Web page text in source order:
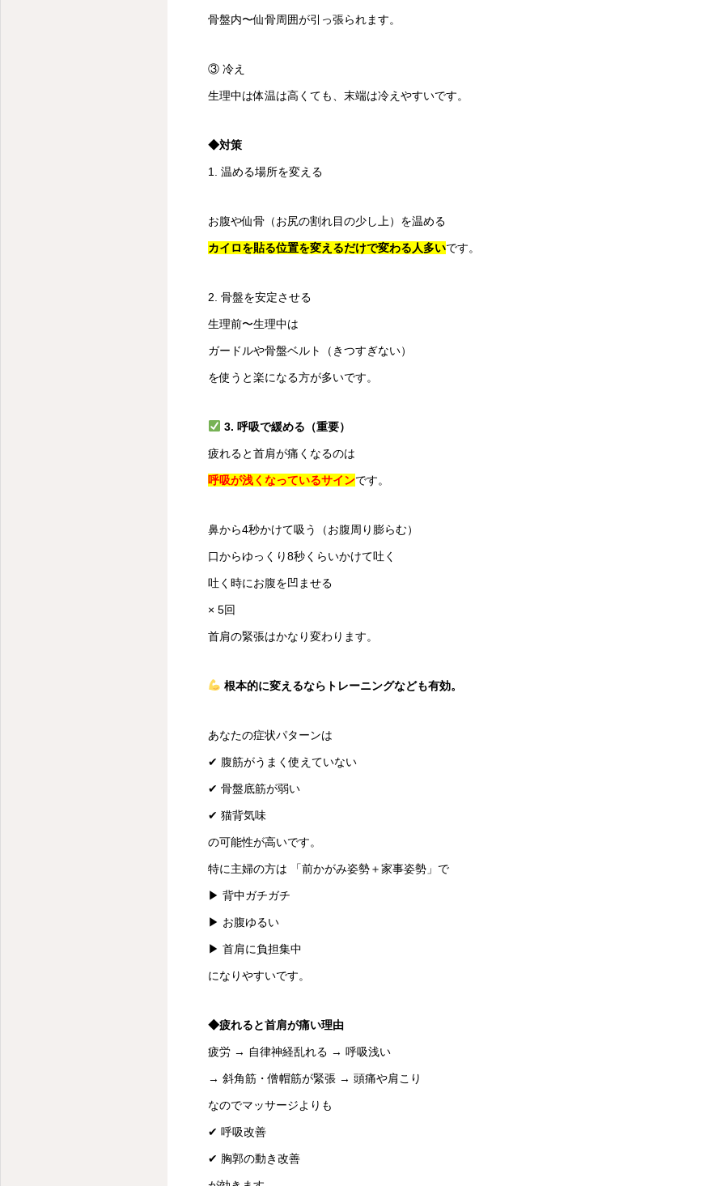
骨盤内〜仙骨周囲が引っ張られます。
③ 冷え
生理中は体温は高くても、末端は冷えやすいです。
◆対策
1. 温める場所を変える
お腹や仙骨（お尻の割れ目の少し上）を温める
カイロを貼る位置を変えるだけで変わる人多いです。
2. 骨盤を安定させる
生理前〜生理中は
ガードルや骨盤ベルト（きつすぎない）
を使うと楽になる方が多いです。
3. 呼吸で緩める（重要）
疲れると首肩が痛くなるのは
呼吸が浅くなっているサインです。
鼻から4秒かけて吸う（お腹周り膨らむ）
口からゆっくり8秒くらいかけて吐く
吐く時にお腹を凹ませる
× 5回
首肩の緊張はかなり変わります。
根本的に変えるならトレーニングなども有効。
あなたの症状パターンは
✔ 腹筋がうまく使えていない
✔ 骨盤底筋が弱い
✔ 猫背気味
の可能性が高いです。
特に主婦の方は 「前かがみ姿勢＋家事姿勢」で
▶ 背中ガチガチ
▶ お腹ゆるい
▶ 首肩に負担集中
になりやすいです。
◆疲れると首肩が痛い理由
疲労 → 自律神経乱れる → 呼吸浅い
→ 斜角筋・僧帽筋が緊張 → 頭痛や肩こり
なのでマッサージよりも
✔ 呼吸改善
✔ 胸郭の動き改善